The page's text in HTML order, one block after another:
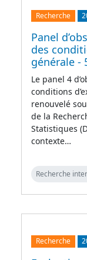
Recherche
Panel
des
générale -
Le panel 4
conditions
renouvelé
de la
Statistiques
contexte…
Recherche
Recherche